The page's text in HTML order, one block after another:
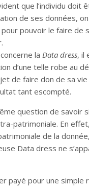
que l’individu
de ses données,
pouvoir le faire de
la Data dress, il
d’une telle robe au
de faire don de sa
tant escompté.
question de savoir
patrimoniale. En
de la
Data dress ne
payé pour une